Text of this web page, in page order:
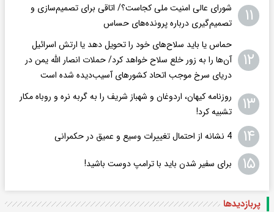
۱۱
شورای عالی امنیت ملی کجاست؟/ اتاقی برای تصمیم‌سازی و
تصمیم‌گیری درباره پرونده‌های حساس
۱۲
حماس یا باید سلاح‌های خود را تحویل دهد یا ارتش اسرائیل
آن‌ها را به‌ زور خلع سلاح خواهد کرد/ حملات انصار الله یمن در
دریای سرخ موجب اتحاد کشورهای آسیب‌دیده شده است
۱۳
روزنامه کیهان، اردوغان و شهباز شریف را به گربه نره و روباه مکار
تشبیه کرد!
۱۴ 4 نشانه از احتمال تغییرات وسیع و عمیق در حکمرانی
۱۵ برای سفیر شدن باید با ترامپ دوست باشید!
پربازدید‌ها